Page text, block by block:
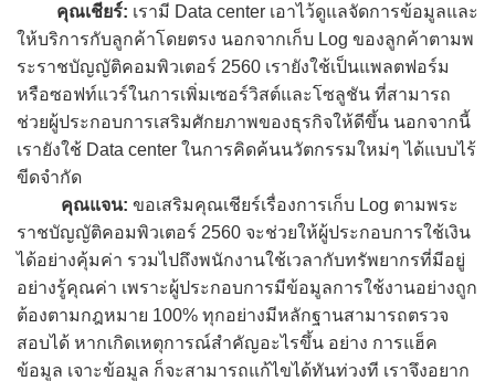
คุณเชียร์: เรามี Data center เอาไว้ดูแลจัดการข้อมูลและ
ให้บริการกับลูกค้าโดยตรง นอกจากเก็บ Log ของลูกค้าตามพ
ระราชบัญญัติคอมพิวเตอร์ 2560 เรายังใช้เป็นแพลตฟอร์ม
หรือซอฟท์แวร์ในการเพิ่มเซอร์วิสต์และโซลูชัน ที่สามารถ
ช่วยผู้ประกอบการเสริมศักยภาพของธุรกิจให้ดีขึ้น นอกจากนี้
เรายังใช้ Data center ในการคิดค้นนวัตกรรมใหม่ๆ ได้แบบไร้
ขีดจำกัด
คุณแจน: ขอเสริมคุณเชียร์เรื่องการเก็บ Log ตามพระ
ราชบัญญัติคอมพิวเตอร์ 2560 จะช่วยให้ผู้ประกอบการใช้เงิน
ได้อย่างคุ้มค่า รวมไปถึงพนักงานใช้เวลากับทรัพยากรที่มีอยู่
อย่างรู้คุณค่า เพราะผู้ประกอบการมีข้อมูลการใช้งานอย่างถูก
ต้องตามกฎหมาย 100% ทุกอย่างมีหลักฐานสามารถตรวจ
สอบได้ หากเกิดเหตุการณ์สำคัญอะไรขึ้น อย่าง การแฮ็ค
ข้อมูล เจาะข้อมูล ก็จะสามารถแก้ไขได้ทันท่วงที เราจึงอยาก